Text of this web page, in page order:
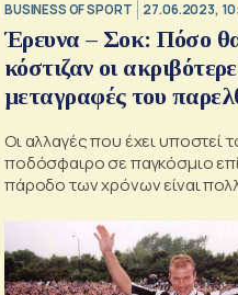
BUSINESS OF SPORT 27.06.2023,
Έρευνα – Σοκ: Πόσο
κόστιζαν οι
μεταγραφές του
Οι αλλαγές που έχει υποστεί
ποδόσφαιρο σε παγκόσμιο
πάροδο των χρόνων είναι